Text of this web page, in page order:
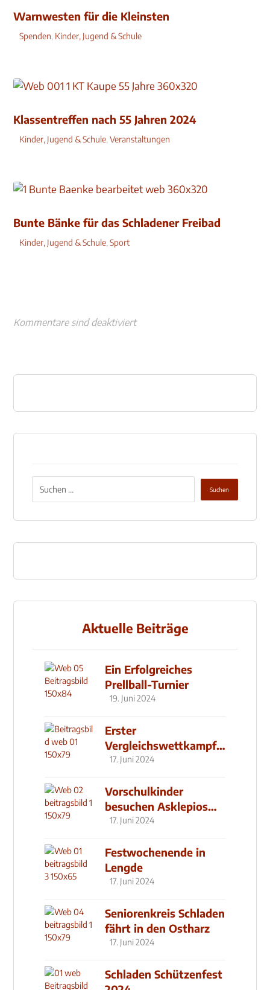
Warnwesten für die Kleinsten
Spenden, Kinder, Jugend & Schule
Klassentreffen nach 55 Jahren 2024
Kinder, Jugend & Schule,Veranstaltungen
Bunte Bänke für das Schladener Freibad
Kinder, Jugend & Schule,Sport
Kommentare sind deaktiviert
Aktuelle Beiträge
Ein Erfolgreiches
Prellball-Turnier
19. Juni 2024
Erster
Vergleichswettkampf
seit 2019
17. Juni 2024
Vorschulkinder
besuchen Asklepios
Klinik
17. Juni 2024
Festwochenende in
Lengde
17. Juni 2024
Seniorenkreis Schladen
fährt in den Ostharz
17. Juni 2024
Schladen Schützenfest